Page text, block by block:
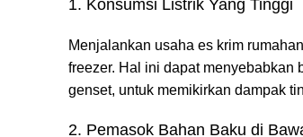
1. Konsumsi Listrik Yang Tinggi
Menjalankan usaha es krim
freezer. Hal ini dapat menyebabkan
genset, untuk memikirkan dampak
2. Pemasok Bahan Baku di